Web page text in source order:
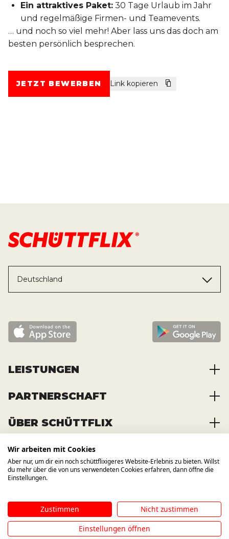
Ein attraktives Paket: 30 Tage Urlaub im Jahr
und regelmäßige Firmen- und Teamevents.
… und noch so viel mehr! Aber lass uns das doch am
besten persönlich besprechen.
JETZT BEWERBEN Link kopieren
Deutschland
LEISTUNGEN
Baustoffe kaufen
Container mieten
Transporte bestellen
PARTNERSCHAFT
Zusammenarbeit
Registrierung
ÜBER SCHÜTTFLIX
Über das Unternehmen
Offene Stellen
News und Presse
WIR BAUEN AUCH AUF ANDERE
KANÄLE
Impressum Datenschutzbestimmung
Hinweisgebersystem
©2026SCHÜTTFLIX
Wir arbeiten mit Cookies
Aber nur, um dir ein noch schüttflixigeres Website-Erlebnis zu bieten. Willst
du mehr über die von uns verwendeten Cookies erfahren, dann öffne die
Einstellungen.
Zustimmen
Nicht zustimmen
Einstellungen öffnen